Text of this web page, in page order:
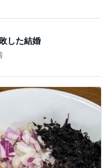
した結婚